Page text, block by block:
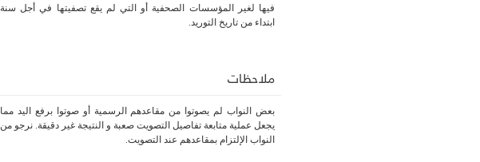
فيها لغير المؤسسات الصحفية أو التي لم يقع تصفيتها في أجل سنة
ابتداء من تاريخ التوريد.
ملاحظات
بعض النواب لم يصوتوا من مقاعدهم الرسمية أو صوتوا برفع اليد مما
يجعل عملية متابعة تفاصيل التصويت صعبة و النتيجة غير دقيقة. نرجو من
النواب الإلتزام بمقاعدهم عند التصويت.